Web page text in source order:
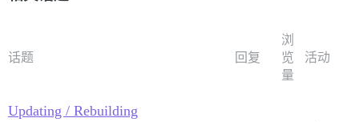
话题 回复
浏
览
量
活动
Updating / Rebuilding